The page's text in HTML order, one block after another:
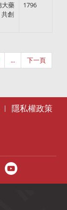
大藥
共創
1796
...
下一頁
| 隱私權政策
Podcast